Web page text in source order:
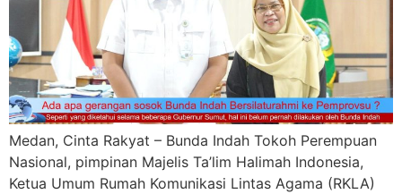
Medan, Cinta Rakyat – Bunda Indah Tokoh Perempuan
Nasional, pimpinan Majelis Ta’lim Halimah Indonesia,
Ketua Umum Rumah Komunikasi Lintas Agama (RKLA)